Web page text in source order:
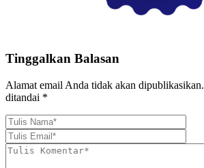
Tinggalkan Balasan
Alamat email Anda tidak akan dipublikasikan.
ditandai *